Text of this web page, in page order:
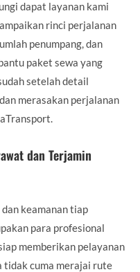
dapat layanan kami
rinci perjalanan
penumpang, dan
paket sewa yang
setelah detail
merasakan perjalanan
dan Terjamin
keamanan tiap
para profesional
memberikan pelayanan
tidak cuma merajai rute